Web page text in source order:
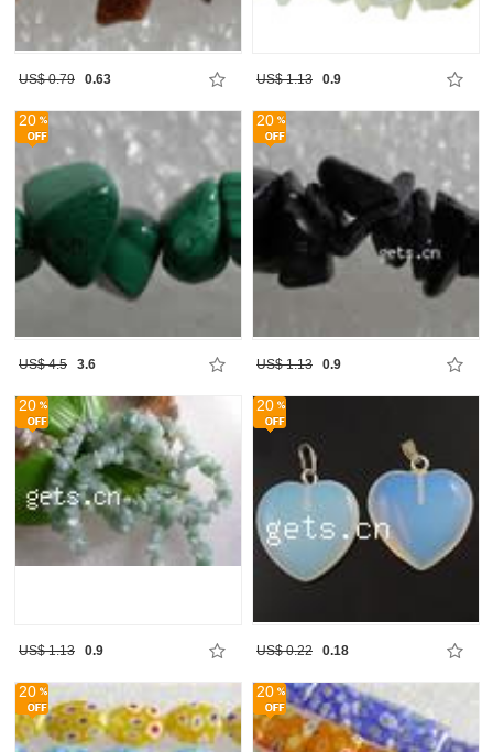
US$ 0.79 0.63 US$ 1.13 0.9
20
US$ 4.5 3.6
20
US$ 1.13 0.9
20
US$ 1.13 0.9
20
US$ 0.22 0.18
20 20